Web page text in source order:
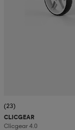
(23)
CLICGEAR
Clicgear 4.0